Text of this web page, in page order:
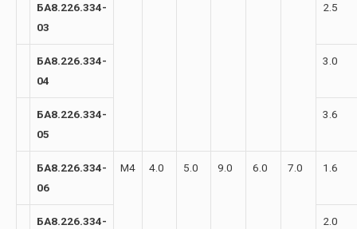
БА8.226.334-
03
2.5
БА8.226.334-
04
3.0
БА8.226.334-
05
3.6
БА8.226.334-
06
М4 4.0 5.0 9.0 6.0 7.0 1.6
БА8.226.334-
2.0